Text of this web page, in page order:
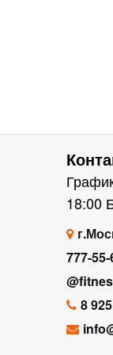
18:00
777-
8